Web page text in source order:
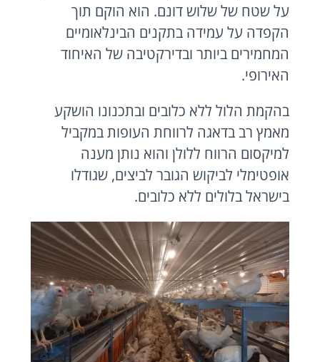
על שטח של שלוש דונם. הוא הוקם תוך
הקפדה על עמידה בתקנים הבינלאומיים
המחמירים ביותר ובדירקטיבה של האיחוד
האירופי.
בהקמת הלול ללא כלובים ובתכנונו הושקע
מאמץ רב בדאגה לרווחת העופות במקביל
למיקסום הרווח ללולן והוא נותן מענה
אופטימלי לביקוש הגובר לביצים, שגודלו
בישראל בלולים ללא כלובים.